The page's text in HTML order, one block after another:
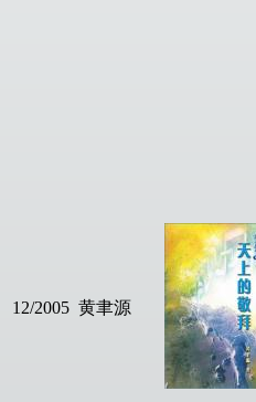
12/2005 黄聿源